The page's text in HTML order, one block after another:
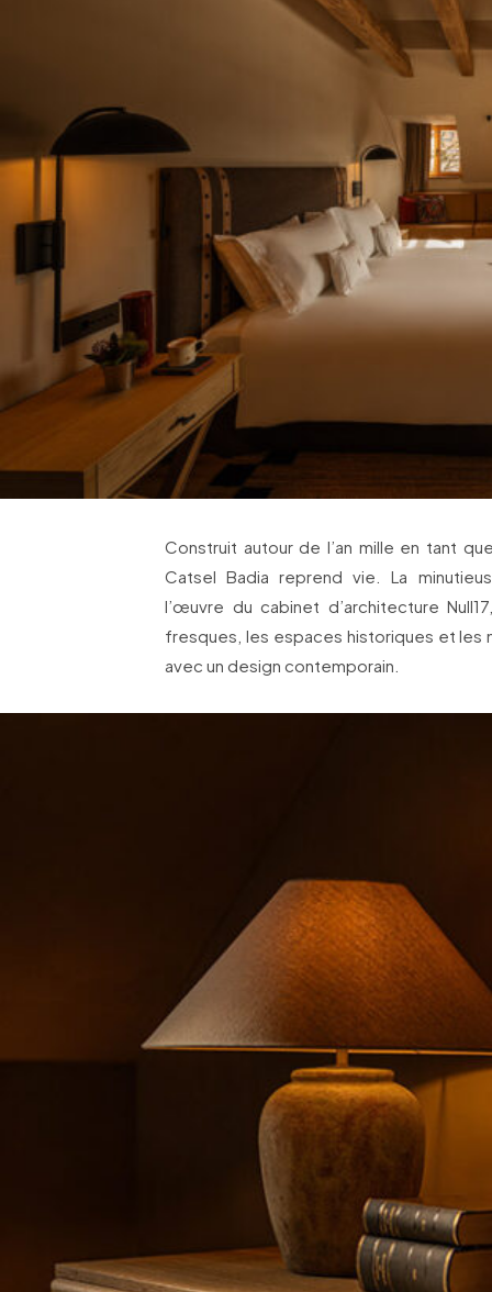
Construit autour de l’an mille en tant
Catsel Badia reprend vie. La
l’œuvre du cabinet d’architecture
fresques, les espaces historiques et les
avec un design contemporain.